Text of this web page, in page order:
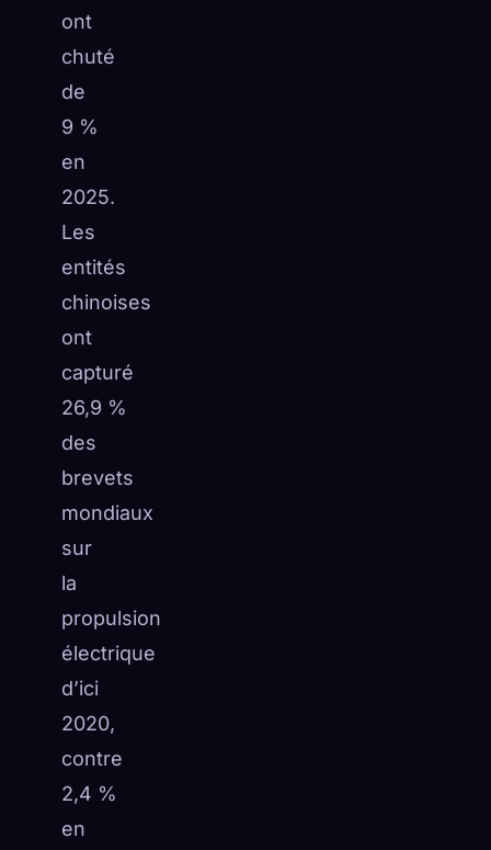
ont
chuté
de
9 %
en
2025.
Les
entités
chinoises
ont
capturé
26,9 %
des
brevets
mondiaux
sur
la
propulsion
électrique
d’ici
2020,
contre
2,4 %
en